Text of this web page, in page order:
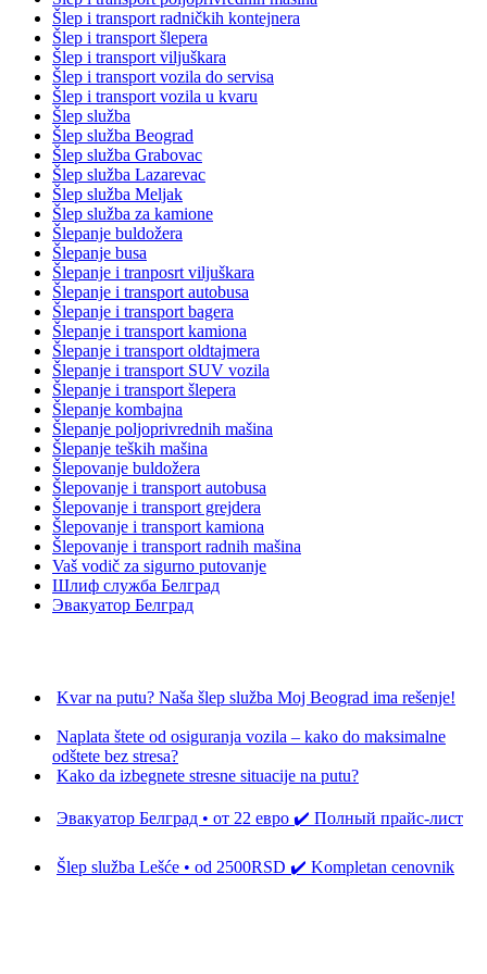
Šlep i transport radničkih kontejnera
Šlep i transport šlepera
Šlep i transport viljuškara
Šlep i transport vozila do servisa
Šlep i transport vozila u kvaru
Šlep služba
Šlep služba Beograd
Šlep služba Grabovac
Šlep služba Lazarevac
Šlep služba Meljak
Šlep služba za kamione
Šlepanje buldožera
Šlepanje busa
Šlepanje i tranposrt viljuškara
Šlepanje i transport autobusa
Šlepanje i transport bagera
Šlepanje i transport kamiona
Šlepanje i transport oldtajmera
Šlepanje i transport SUV vozila
Šlepanje i transport šlepera
Šlepanje kombajna
Šlepanje poljoprivrednih mašina
Šlepanje teških mašina
Šlepovanje buldožera
Šlepovanje i transport autobusa
Šlepovanje i transport grejdera
Šlepovanje i transport kamiona
Šlepovanje i transport radnih mašina
Vaš vodič za sigurno putovanje
Шлиф служба Белград
Эвакуатор Белград
Kvar na putu? Naša šlep služba Moj Beograd ima rešenje!
Naplata štete od osiguranja vozila – kako do maksimalne
odštete bez stresa?
Kako da izbegnete stresne situacije na putu?
Эвакуатор Белград • от 22 евро ✔️ Полный прайс-лист
Šlep služba Lešće • od 2500RSD ✔️ Kompletan cenovnik